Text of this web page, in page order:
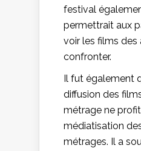
festival
permettrait aux
voir les films des
confronter.
Il fut également
diffusion des
métrage ne
médiatisation
métrages. Il a